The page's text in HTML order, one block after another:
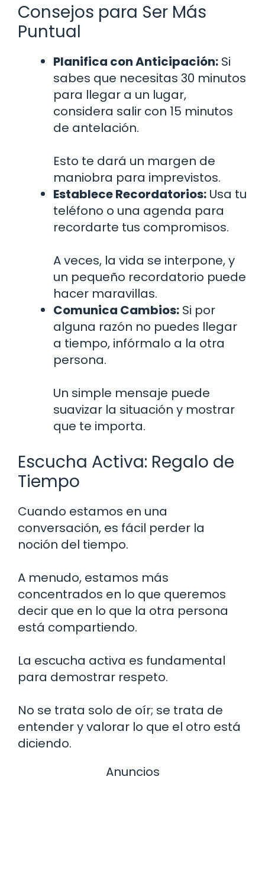
Consejos para Ser Más
Puntual
Planifica con Anticipación: Si
sabes que necesitas 30 minutos
para llegar a un lugar,
considera salir con 15 minutos
de antelación.
Esto te dará un margen de
maniobra para imprevistos.
Establece Recordatorios: Usa tu
teléfono o una agenda para
recordarte tus compromisos.
A veces, la vida se interpone, y
un pequeño recordatorio puede
hacer maravillas.
Comunica Cambios: Si por
alguna razón no puedes llegar
a tiempo, infórmalo a la otra
persona.
Un simple mensaje puede
suavizar la situación y mostrar
que te importa.
Escucha Activa: Regalo de
Tiempo
Cuando estamos en una
conversación, es fácil perder la
noción del tiempo.
A menudo, estamos más
concentrados en lo que queremos
decir que en lo que la otra persona
está compartiendo.
La escucha activa es fundamental
para demostrar respeto.
No se trata solo de oír; se trata de
entender y valorar lo que el otro está
diciendo.
Anuncios